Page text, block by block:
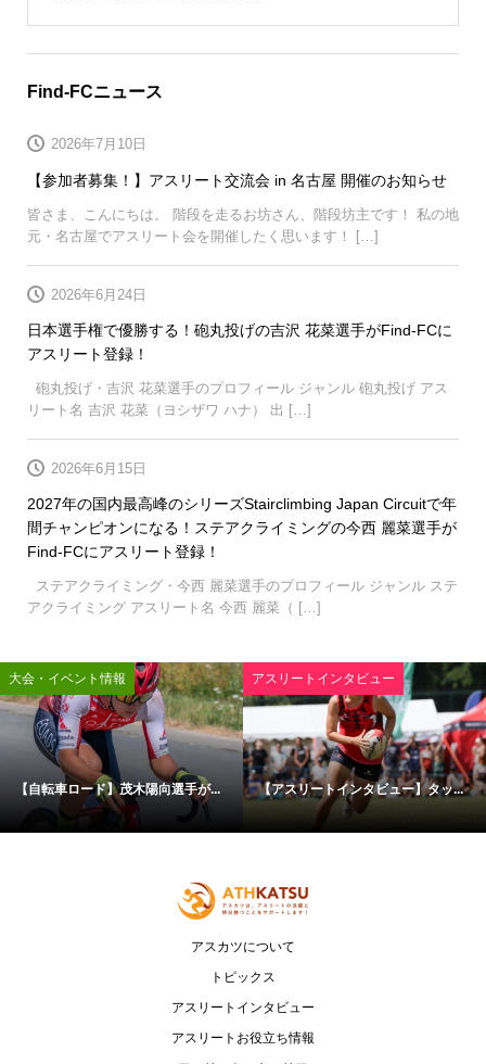
Find-FCニュース
【参加者募集！】アスリート交流会 in 名古屋 開催のお知らせ
2026年7月10日
皆さま、こんにちは。 階段を走るお坊さん、階段坊主です！ 私の地
元・名古屋でアスリート会を開催したく思います！ […]
日本選手権で優勝する！砲丸投げの吉沢 花菜選手がFind-FCに
アスリート登録！
2026年6月24日
砲丸投げ・吉沢 花菜選手のプロフィール ジャンル 砲丸投げ アス
リート名 吉沢 花菜（ヨシザワ ハナ） 出 […]
2027年の国内最高峰のシリーズStairclimbing Japan Circuitで年
間チャンピオンになる！ステアクライミングの今西 麗菜選手が
Find-FCにアスリート登録！
2026年6月15日
ステアクライミング・今西 麗菜選手のプロフィール ジャンル ステ
アクライミング アスリート名 今西 麗菜（ […]
大会・イベント情報
【自転車ロード】茂木陽向選手が...
アスリートインタビュー
【アスリートインタビュー】タッ...
アスカツについて
トピックス
アスリートインタビュー
アスリートお役立ち情報